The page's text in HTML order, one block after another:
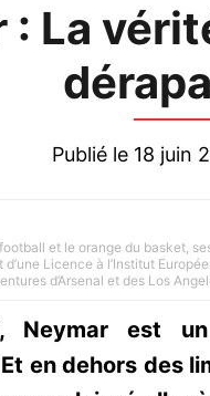
: La
Publié le 18 juin
et le orange du basket,
Licence à l’Institut
d’Arsenal et des Los
Neymar est
en dehors des